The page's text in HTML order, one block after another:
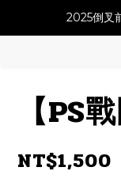
必改龍頭四
2025倒叉
必改龍頭四
【PS
NT$1,500